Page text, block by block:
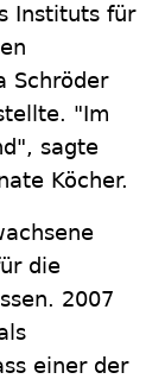
Instituts für
Schröder
"Im
sagte
Köcher.
die
2007
einer der